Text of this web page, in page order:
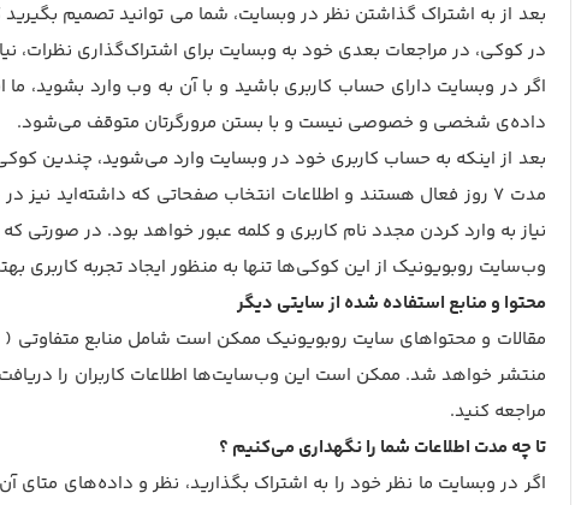
بعد از به اشتراک گذاشتن نظر در وبسایت، شما می توانید تصمیم
در کوکی، در مراجعات بعدی خود به وبسایت برای اشتراک‌گذاری نظرات، نیاز
اگر در وبسایت دارای حساب کاربری باشید و با آن به وب وارد
داده‌ی شخصی و خصوصی نیست و با بستن مرورگرتان متوقف می‌شود.
بعد از اینکه به حساب کاربری خود در وبسایت وارد می‌شوید، چندین
نیاز به وارد کردن مجدد نام کاربری و کلمه عبور خواهد بود. در
وب‌سایت روبویونیک از این کوکی‌ها تنها به منظور ایجاد تجربه کاربری
محتوا و منابع استفاده شده از سایتی دیگر
مقالات و محتواهای سایت روبویونیک ممکن است شامل منابع متفاوتی (
منتشر خواهد شد. ممکن است این وب‌سایت‌ها اطلاعات کاربران را
مراجعه کنید.
تا چه مدت اطلاعات شما را نگهداری می‌کنیم ؟
اگر در وبسایت ما نظر خود را به اشتراک بگذارید، نظر و داده‌های